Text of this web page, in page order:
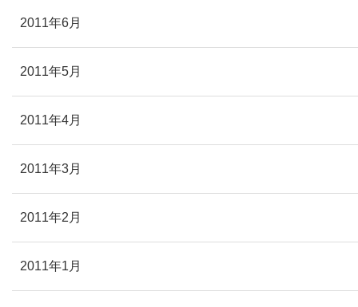
2011年6月
2011年5月
2011年4月
2011年3月
2011年2月
2011年1月